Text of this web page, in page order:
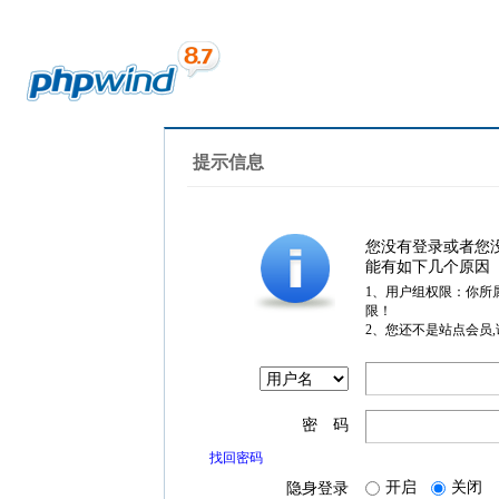
提示信息
您没有登录或者您
能有如下几个原因
1、用户组权限：你所
限！
2、您还不是站点会员
密 码
找回密码
隐身登录 开启 关闭